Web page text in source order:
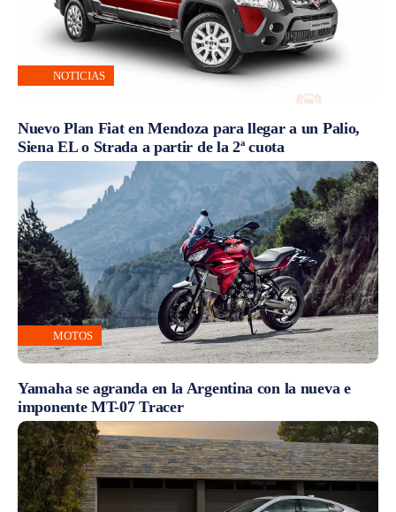
NOTICIAS
Nuevo Plan Fiat en Mendoza para llegar a un Palio,
Siena EL o Strada a partir de la 2ª cuota
MOTOS
Yamaha se agranda en la Argentina con la nueva e
imponente MT-07 Tracer